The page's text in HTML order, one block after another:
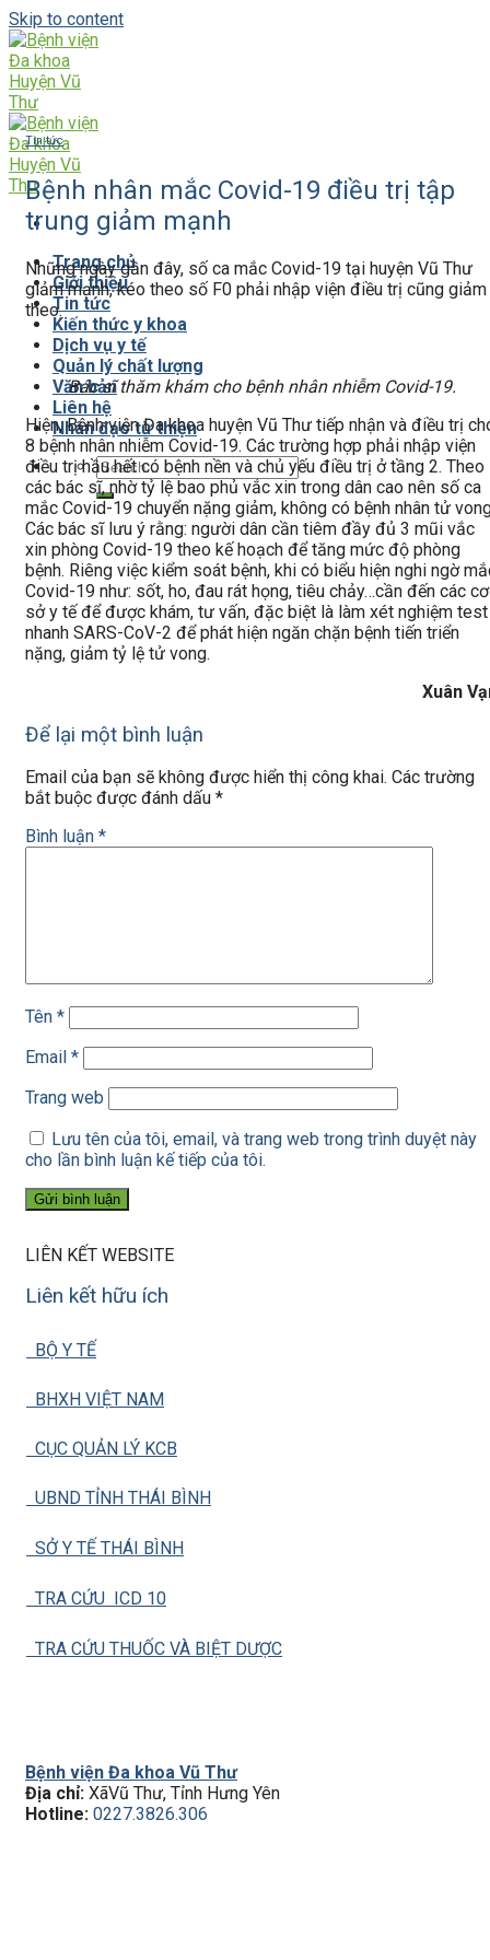
Skip to content
Trang chủ
Giới thiệu
Tin tức
Kiến thức y khoa
Dịch vụ y tế
Quản lý chất lượng
Văn bản
Liên hệ
Nhân đạo từ thiện
Tin tức
Bệnh nhân mắc Covid-19 điều trị tập
trung giảm mạnh
Những ngày gần đây, số ca mắc Covid-19 tại huyện Vũ Thư
giảm mạnh, kéo theo số F0 phải nhập viện điều trị cũng giảm
theo.
Bác sĩ thăm khám cho bệnh nhân nhiễm Covid-19.
Hiện, Bệnh viện Đa khoa huyện Vũ Thư tiếp nhận và điều trị
8 bệnh nhân nhiễm Covid-19. Các trường hợp phải nhập viện
điều trị hầu hết có bệnh nền và chủ yếu điều trị ở tầng 2. Theo
các bác sĩ, nhờ tỷ lệ bao phủ vắc xin trong dân cao nên số ca
mắc Covid-19 chuyển nặng giảm, không có bệnh nhân tử
Các bác sĩ lưu ý rằng: người dân cần tiêm đầy đủ 3 mũi vắc
xin phòng Covid-19 theo kế hoạch để tăng mức độ phòng
bệnh. Riêng việc kiểm soát bệnh, khi có biểu hiện nghi ngờ
Covid-19 như: sốt, ho, đau rát họng, tiêu chảy…cần đến các cơ
sở y tế để được khám, tư vấn, đặc biệt là làm xét nghiệm test
nhanh SARS-CoV-2 để phát hiện ngăn chặn bệnh tiến triển
nặng, giảm tỷ lệ tử vong.
Xuân
Để lại một bình luận
Email của bạn sẽ không được hiển thị công khai. Các trường
bắt buộc được đánh dấu *
Bình luận *
Tên *
Email *
Trang web
Lưu tên của tôi, email, và trang web trong trình duyệt này
cho lần bình luận kế tiếp của tôi.
LIÊN KẾT WEBSITE
Liên kết hữu ích
BỘ Y TẾ
BHXH VIỆT NAM
CỤC QUẢN LÝ KCB
UBND TỈNH THÁI BÌNH
SỞ Y TẾ THÁI BÌNH
TRA CỨU ICD 10
TRA CỨU THUỐC VÀ BIỆT DƯỢC
Bệnh viện Đa khoa Vũ Thư
Địa chỉ: XãVũ Thư, Tỉnh Hưng Yên
Hotline: 0227.3826.306